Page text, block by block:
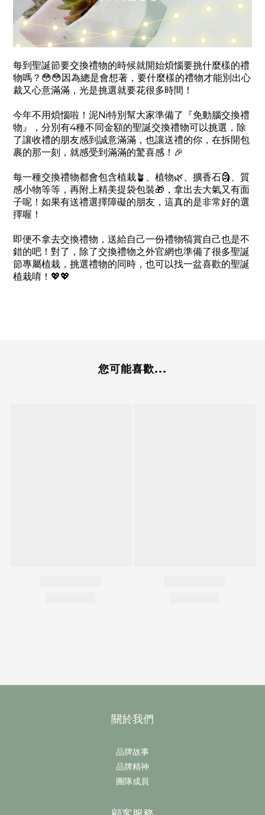
每到聖誕節要交換禮物的時候就開始煩惱要挑什麼樣的禮
物嗎？ 😳😳因為總是會想著，要什麼樣的禮物才能別出心
裁又心意滿滿，光是挑選就要花很多時間！
今年不用煩惱啦！泥Ni特別幫大家準備了『免動腦交換禮
物』，分別有4種不同金額的聖誕交換禮物可以挑選，除
了讓收禮的朋友感到誠意滿滿，也讓送禮的你，在拆開包
裹的那一刻，就感受到滿滿的驚喜感！ 🎉
每一種交換禮物都會包含植栽🪴 、植物🌿 、擴香石🗿
、質
感小物等等，再附上精美提袋包裝🎁 ，拿出去大氣又有面
子呢！如果有送禮選擇障礙的朋友，這真的是非常好的選
擇喔！
即便不拿去交換禮物，送給自己一份禮物犒賞自己也是不
錯的吧！對了，除了交換禮物之外官網也準備了很多聖誕
節專屬植栽，挑選禮物的同時，也可以找一盆喜歡的聖誕
植栽唷！ 💖💖
您可能喜歡...
關於我們
品牌故事
品牌精神
團隊成員